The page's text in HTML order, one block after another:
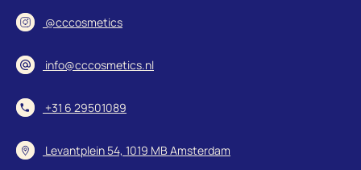
@cccosmetics
info@cccosmetics.nl
+31 6 29501089
Levantplein 54, 1019 MB Amsterdam